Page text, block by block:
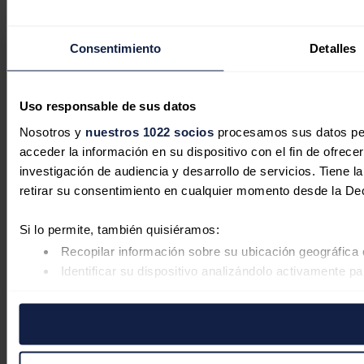
Consentimiento Detalles
Uso responsable de sus datos
Nosotros y nuestros 1022 sociosprocesamos sus datos
acceder la información en su dispositivo con el fin de
investigación de audiencia y desarrollo de servicios. Tiene
retirar su consentimiento en cualquier momento desde la
Si lo permite, también quisiéramos:
Recopilar información sobre su ubicación
Identificar su dispositivo analizándolo activamente
Las cookies de este sitio web se usan para personalizar el